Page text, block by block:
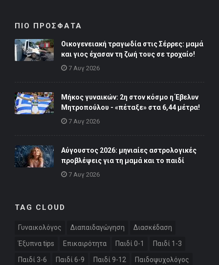
ΠΙΟ ΠΡΟΣΦΑΤΑ
Οικογενειακή τραγωδία στις Σέρρες: μαμά
και γιος έχασαν τη ζωή τους σε τροχαίο!
7 Αυγ 2026
Μήκος γυναικών: 2η στον κόσμο η Έβελυν
Μητροπούλου - «πέταξε» στα 6,44 μέτρα!
7 Αυγ 2026
Αύγουστος 2026: μηνιαίες αστρολογικές
προβλέψεις για τη μαμά και το παιδί
7 Αυγ 2026
TAG CLOUD
Γυναικολόγος Διαπαιδαγώγηση Διασκέδαση
Έξυπνα tips Επικαιρότητα Παιδί 0-1 Παιδί 1-3
Παιδί 3-6 Παιδί 6-9 Παιδί 9-12 Παιδοψυχολόγος